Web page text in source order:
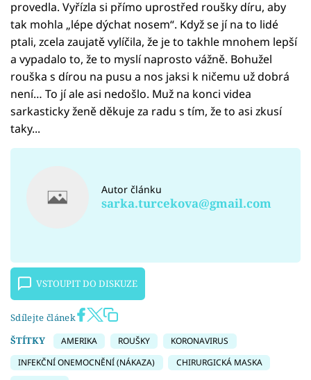
provedla. Vyřízla si přímo uprostřed roušky díru, aby
tak mohla „lépe dýchat nosem“. Když se jí na to lidé
ptali, zcela zaujatě vylíčila, že je to takhle mnohem lepší
a vypadalo to, že to myslí naprosto vážně. Bohužel
rouška s dírou na pusu a nos jaksi k ničemu už dobrá
není… To jí ale asi nedošlo. Muž na konci videa
sarkasticky ženě děkuje za radu s tím, že to asi zkusí
taky...
Autor článku
sarka.turcekova@gmail.com
VSTOUPIT DO DISKUZE
Sdílejte článek
ŠTÍTKY
AMERIKA ROUŠKY
KORONAVIRUS
INFEKČNÍ ONEMOCNĚNÍ (NÁKAZA)
CHIRURGICKÁ MASKA